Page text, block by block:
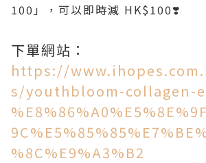
100」，可以即時減 HK$100❣️
下單網站：
https://
s/youthbloom-collagen-
%8C%E9%A3%B2